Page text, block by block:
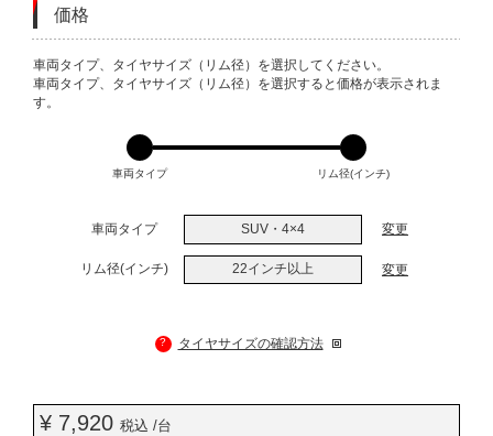
価格
VARIATIONS
車両タイプ、タイヤサイズ（リム径）を選択してください。
車両タイプ、タイヤサイズ（リム径）を選択すると価格が表示されま
す。
車両タイプ リム径(インチ)
車両タイプ SUV・4×4 変更
リム径(インチ) 22インチ以上 変更
? タイヤサイズの確認方法
¥ 7,920 税込 /台